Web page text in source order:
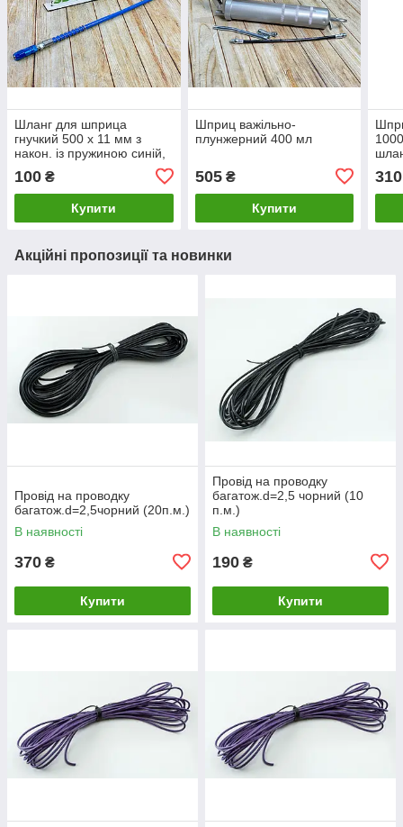
Шланг для шприца
гнучкий 500 х 11 мм з
након. із пружиною синій,
00277
100 ₴
Купити
Шприц важільно-
плунжерний 400 мл
505₴
Купити
310
Акційні пропозиції та новинки
Провід на проводку
багатож.d=2,5чорний (20п.м.)
В наявності
370 ₴
Купити
Провід на проводку
багатож.d=2,5 чорний (10
п.м.)
В наявності
190 ₴
Купити